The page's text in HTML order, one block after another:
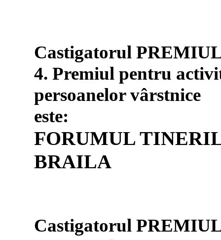
Castigatorul
4. Premiul pentru
persoanelor vârstnice
este:
FORUMUL
BRAILA
Castigatorul